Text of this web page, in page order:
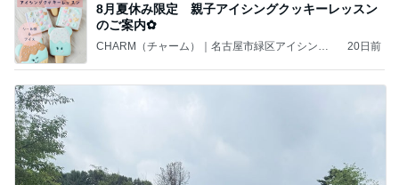
8月夏休み限定 親子アイシングクッキーレッスン
のご案内✿
CHARM（チャーム）｜名古屋市緑区アイシング
20日前